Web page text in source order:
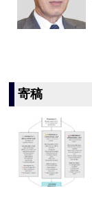
寄稿